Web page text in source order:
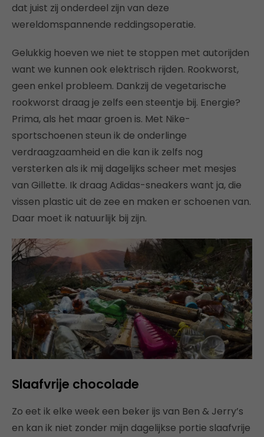
dat juist zij onderdeel zijn van deze
wereldomspannende reddingsoperatie.
Gelukkig hoeven we niet te stoppen met autorijden
want we kunnen ook elektrisch rijden. Rookworst,
geen enkel probleem. Dankzij de vegetarische
rookworst draag je zelfs een steentje bij. Energie?
Prima, als het maar groen is. Met Nike-
sportschoenen steun ik de onderlinge
verdraagzaamheid en die kan ik zelfs nog
versterken als ik mij dagelijks scheer met mesjes
van Gillette. Ik draag Adidas-sneakers want ja, die
vissen plastic uit de zee en maken er schoenen van.
Daar moet ik natuurlijk bij zijn.
Slaafvrije chocolade
Zo eet ik elke week een beker ijs van Ben & Jerry’s
en kan ik niet zonder mijn dagelijkse portie slaafvrije